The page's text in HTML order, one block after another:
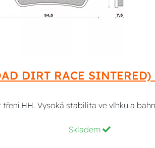
DIRT RACE
HH. Vysoká stabilita ve vlhku a
Skladem